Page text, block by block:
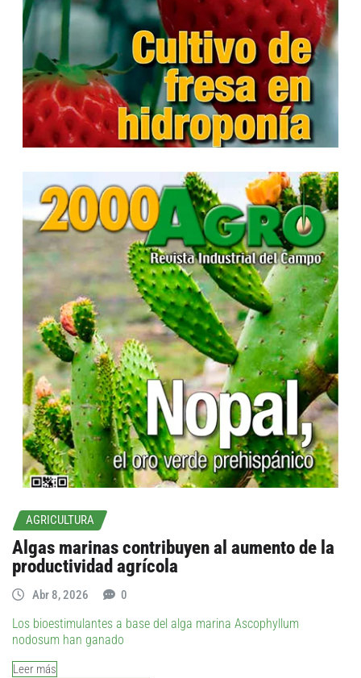
AGRICULTURA
Algas marinas contribuyen al aumento de la
productividad agrícola
Abr 8, 2026 0
Los bioestimulantes a base del alga marina Ascophyllum
nodosum han ganado
Leer más